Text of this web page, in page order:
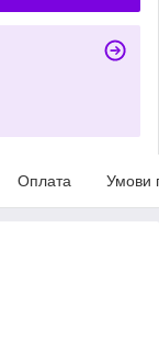
Оплата Умови